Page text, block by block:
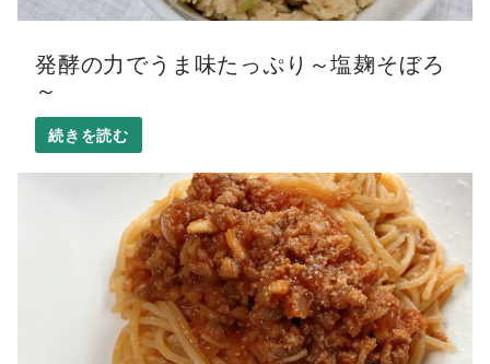
発酵の力でうま味たっぷり～塩麹そぼろ
～